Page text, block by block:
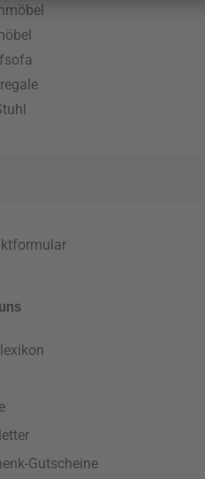
Gutscheine